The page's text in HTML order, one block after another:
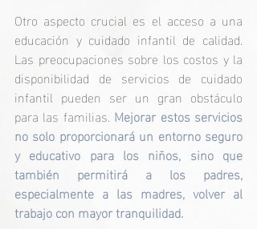
Otro aspecto crucial es el acceso a una
educación y cuidado infantil de calidad.
Las preocupaciones sobre los costos y la
disponibilidad de servicios de cuidado
infantil pueden ser un gran obstáculo
para las familias. Mejorar estos servicios
no solo proporcionará un entorno seguro
y educativo para los niños, sino que
también permitirá a los padres,
especialmente a las madres, volver al
trabajo con mayor tranquilidad.